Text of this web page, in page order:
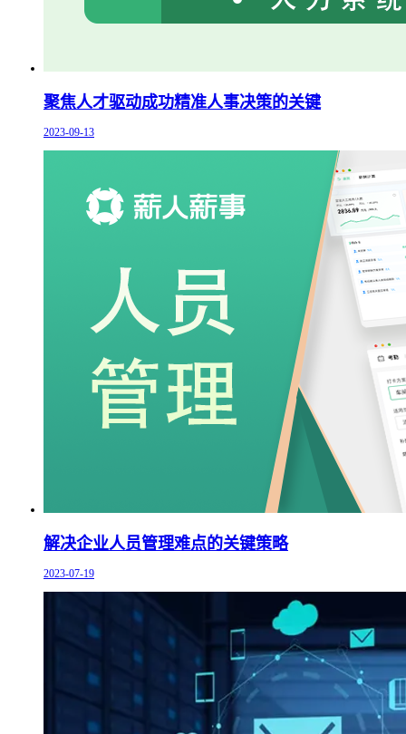
聚焦人才驱动成功精准人事决策的关键
2023-09-13
解决企业人员管理难点的关键策略
2023-07-19